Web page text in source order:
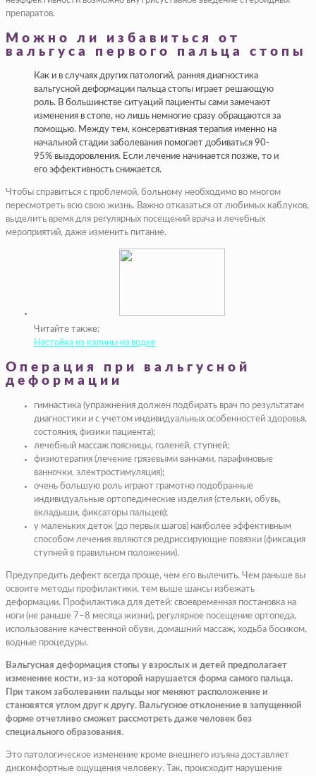
препаратов.
Можно ли избавиться от
вальгуса первого пальца стопы
Как и в случаях других патологий, ранняя диагностика
вальгусной деформации пальца стопы играет решающую
роль. В большинстве ситуаций пациенты сами замечают
изменения в стопе, но лишь немногие сразу обращаются за
помощью. Между тем, консервативная терапия именно на
начальной стадии заболевания помогает добиваться 90-
95% выздоровления. Если лечение начинается позже, то и
его эффективность снижается.
Чтобы справиться с проблемой, больному необходимо во многом
пересмотреть всю свою жизнь. Важно отказаться от любимых каблуков,
выделить время для регулярных посещений врача и лечебных
мероприятий, даже изменить питание.
Читайте также:
Настойка из калины на водке
Операция при вальгусной
деформации
гимнастика (упражнения должен подбирать врач по результатам
диагностики и с учетом индивидуальных особенностей здоровья,
состояния, физики пациента);
лечебный массаж поясницы, голеней, ступней;
физиотерапия (лечение грязевыми ваннами, парафиновые
ванночки, электростимуляция);
очень большую роль играют грамотно подобранные
индивидуальные ортопедические изделия (стельки, обувь,
вкладыши, фиксаторы пальцев);
у маленьких деток (до первых шагов) наиболее эффективным
способом лечения являются редриссирующие повязки (фиксация
ступней в правильном положении).
Предупредить дефект всегда проще, чем его вылечить. Чем раньше вы
освоите методы профилактики, тем выше шансы избежать
деформации. Профилактика для детей: своевременная постановка на
ноги (не раньше 7–8 месяца жизни), регулярное посещение ортопеда,
использование качественной обуви, домашний массаж, ходьба босиком,
водные процедуры.
Вальгусная деформация стопы у взрослых и детей предполагает
изменение кости, из-за которой нарушается форма самого пальца.
При таком заболевании пальцы ног меняют расположение и
становятся углом друг к другу. Вальгусное отклонение в запущенной
форме отчетливо сможет рассмотреть даже человек без
специального образования.
Это патологическое изменение кроме внешнего изъяна доставляет
дискомфортные ощущения человеку. Так, происходит нарушение